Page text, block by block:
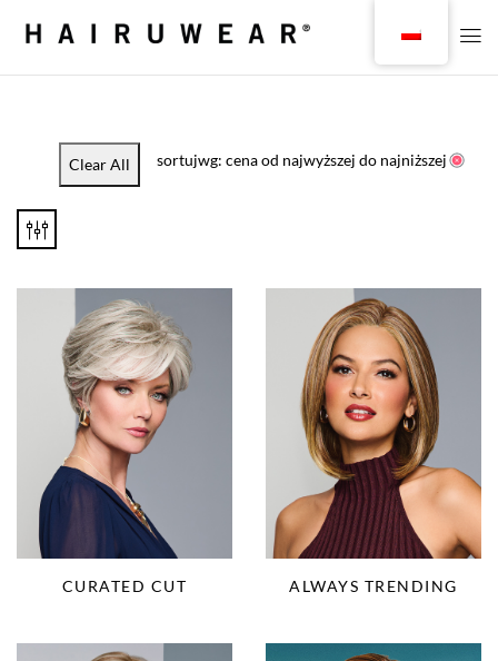
Clear All sortujwg: cena od najwyższej do najniższej
CURATED CUT ALWAYS TRENDING